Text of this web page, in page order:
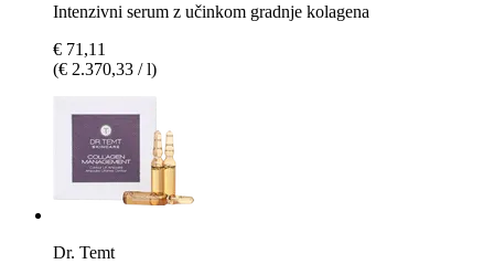
Intenzivni serum z učinkom gradnje kolagena
€ 71,11
(€ 2.370,33 / l)
Dr. Temt